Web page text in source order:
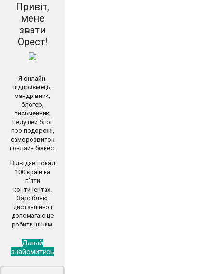
Привіт,
мене
звати
Орест!
Я онлайн-
підприємець,
мандрівник,
блогер,
письменник.
Веду цей блог
про подорожі,
саморозвиток
і онлайн бізнес.
Відвідав понад
100 країн на
п’яти
континентах.
Заробляю
дистанційно і
допомагаю це
робити іншим.
Давай
знайомитись